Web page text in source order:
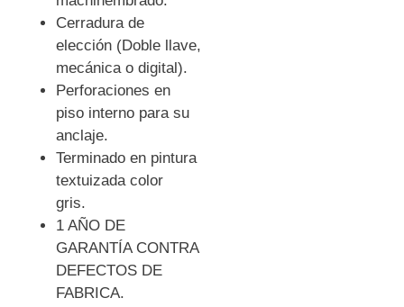
Cerradura de
elección (Doble llave,
mecánica o digital).
Perforaciones en
piso interno para su
anclaje.
Terminado en pintura
textuizada color
gris.
1 AÑO DE
GARANTÍA CONTRA
DEFECTOS DE
FABRICA.